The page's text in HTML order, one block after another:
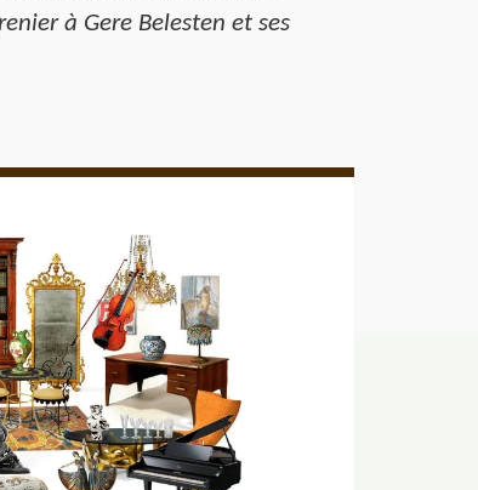
à Gere Belesten et ses